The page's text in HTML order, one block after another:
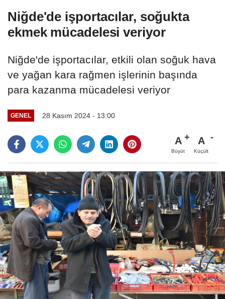
Niğde'de işportacılar, soğukta
ekmek mücadelesi veriyor
Niğde'de işportacılar, etkili olan soğuk hava
ve yağan kara rağmen işlerinin başında
para kazanma mücadelesi veriyor
GENEL 28 Kasım 2024 - 13:00
A
Büyüt
A
Küçült